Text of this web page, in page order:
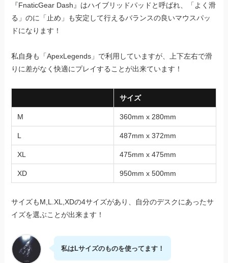
『FnaticGear Dash』はハイブリッドパッドと呼ばれ、「よく滑
る」のに「止め」も安定して行えるバランスの良いマウスパッ
ドになります！
私自身も「ApexLegends」で利用していますが、上下左右で滑
りに差がなく快適にプレイすることが出来ています！
サイズ
M 360mm x 280mm
L 487mm x 372mm
XL 475mm x 475mm
XD 950mm x 500mm
サイズもM,L.XL,XDの4サイズがあり、自分のデスクにあったサ
イズを選ぶことが出来ます！
私はLサイズのものを使ってます！